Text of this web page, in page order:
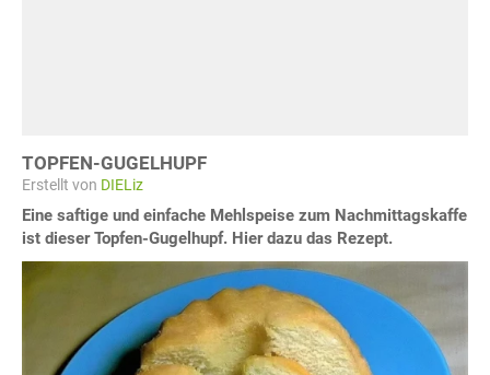
TOPFEN-GUGELHUPF
Erstellt von DIELiz
Eine saftige und einfache Mehlspeise zum Nachmittagskaffe
ist dieser Topfen-Gugelhupf. Hier dazu das Rezept.